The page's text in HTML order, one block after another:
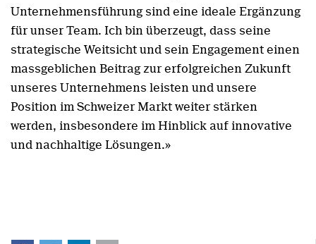
Unternehmensführung sind eine ideale Ergänzung
für unser Team. Ich bin überzeugt, dass seine
strategische Weitsicht und sein Engagement einen
massgeblichen Beitrag zur erfolgreichen Zukunft
unseres Unternehmens leisten und unsere
Position im Schweizer Markt weiter stärken
werden, insbesondere im Hinblick auf innovative
und nachhaltige Lösungen.»